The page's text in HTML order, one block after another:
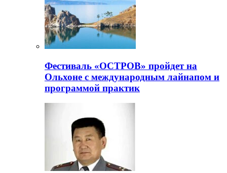
Фестиваль «ОСТРОВ» пройдет на
Ольхоне с международным лайнапом и
программой практик